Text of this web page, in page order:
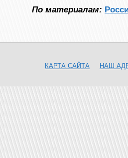
По материалам:
КАРТА САЙТА НАШ